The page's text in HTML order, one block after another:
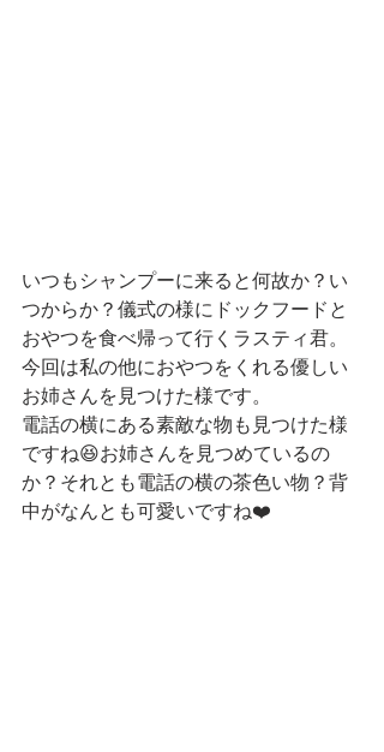
いつもシャンプーに来ると何故か？い
つからか？儀式の様にドックフードと
おやつを食べ帰って行くラスティ君。
今回は私の他におやつをくれる優しい
お姉さんを見つけた様です。
電話の横にある素敵な物も見つけた様
ですね😆お姉さんを見つめているの
か？それとも電話の横の茶色い物？背
中がなんとも可愛いですね❤️